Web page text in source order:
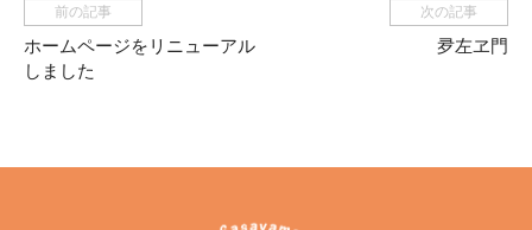
前の記事
ホームページをリニューアル
しました
次の記事
夛左ヱ門